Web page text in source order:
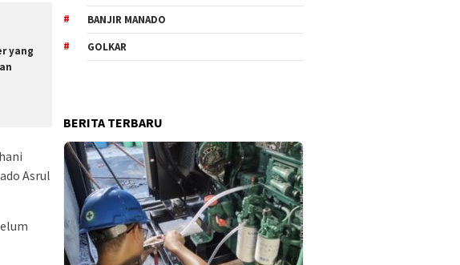
yang
Asrul
BANJIR MANADO
GOLKAR
BERITA TERBARU